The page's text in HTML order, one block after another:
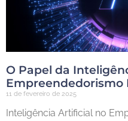
O Papel da
Empreendedorismo
11 de fevereiro de 2025
Inteligência Artificial no